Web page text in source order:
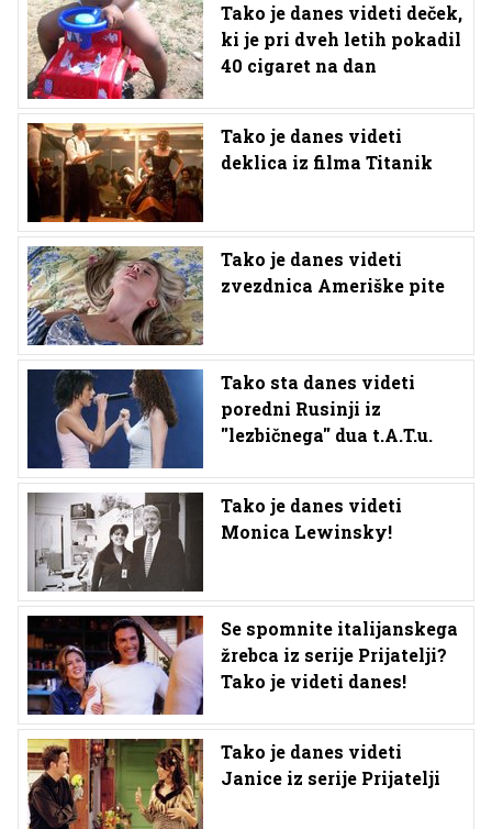
Tako je danes videti deček,
ki je pri dveh letih pokadil
40 cigaret na dan
Tako je danes videti
deklica iz filma Titanik
Tako je danes videti
zvezdnica Ameriške pite
Tako sta danes videti
poredni Rusinji iz
''lezbičnega'' dua t.A.T.u.
Tako je danes videti
Monica Lewinsky!
Se spomnite italijanskega
žrebca iz serije Prijatelji?
Tako je videti danes!
Tako je danes videti
Janice iz serije Prijatelji